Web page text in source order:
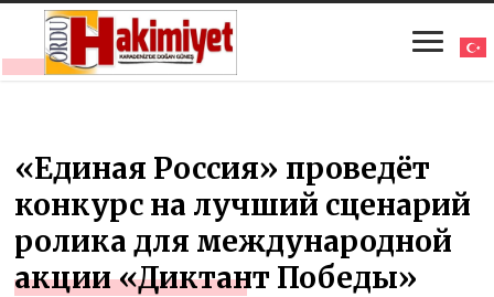
«Единая Россия» проведёт
конкурс на лучший сценарий
ролика для международной
акции «Диктант Победы»